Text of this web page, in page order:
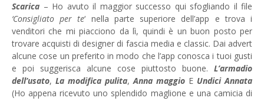
Scarica – Ho avuto il maggior successo qui sfogliando il file
‘Consigliato per te‘ nella parte superiore dell’app e trova i
venditori che mi piacciono da lì, quindi è un buon posto per
trovare acquisti di designer di fascia media e classic. Dai advert
alcune cose un preferito in modo che l’app conosca i tuoi gusti
e poi suggerisca alcune cose piuttosto buone. L’armadio
dell’usato, La modifica pulita,Anna maggio E Undici Annata
(Ho appena ricevuto uno splendido maglione e una camicia di